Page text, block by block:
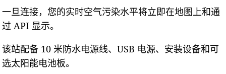
一旦连接，您的实时空气污染水平将立即在地图上和通
过 API 显示。
该站配备 10 米防水电源线、USB 电源、安装设备和可
选太阳能电池板。